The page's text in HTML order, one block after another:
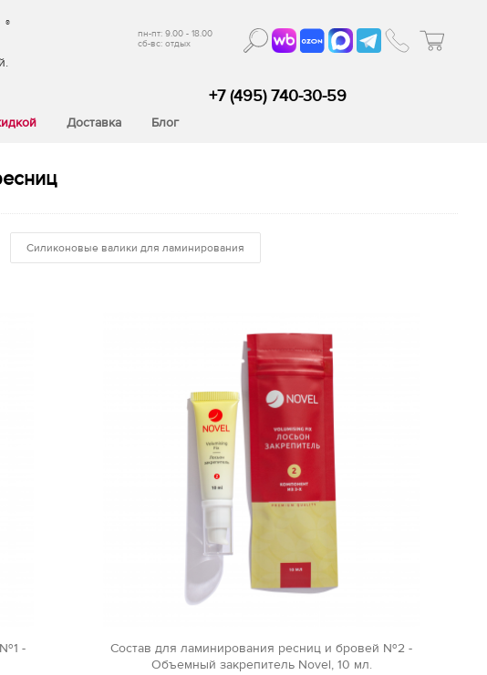
®
пн-пт: 9.00 - 18.00
сб-вс: отдых
Доставка Блог
+7 (495) 740-30-59
Силиконовые валики для ламинирования
-
Состав для ламинирования ресниц и бровей №2 -
Объемный закрепитель Novel, 10 мл.